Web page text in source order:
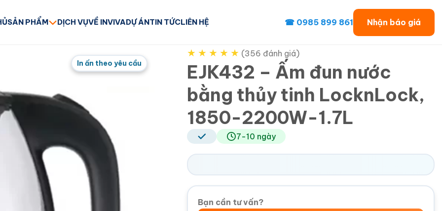
SẢN PHẨM DỊCH VỤVỀ INVIVADỰ ÁNTIN TỨCLIÊN HỆ ☎ 0985 899 861 Nhận báo giá
In ấn theo yêu cầu
★ ★ ★ ★ ★ (356 đánh giá)
EJK432 – Ấm đun nước
bằng thủy tinh LocknLock,
1850-2200W-1.7L
7-10 ngày
Bạn cần tư vấn?